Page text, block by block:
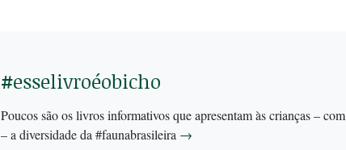
#esselivroéobicho
Poucos são os livros informativos que apresentam às crianças –
– a diversidade da #faunabrasileira →